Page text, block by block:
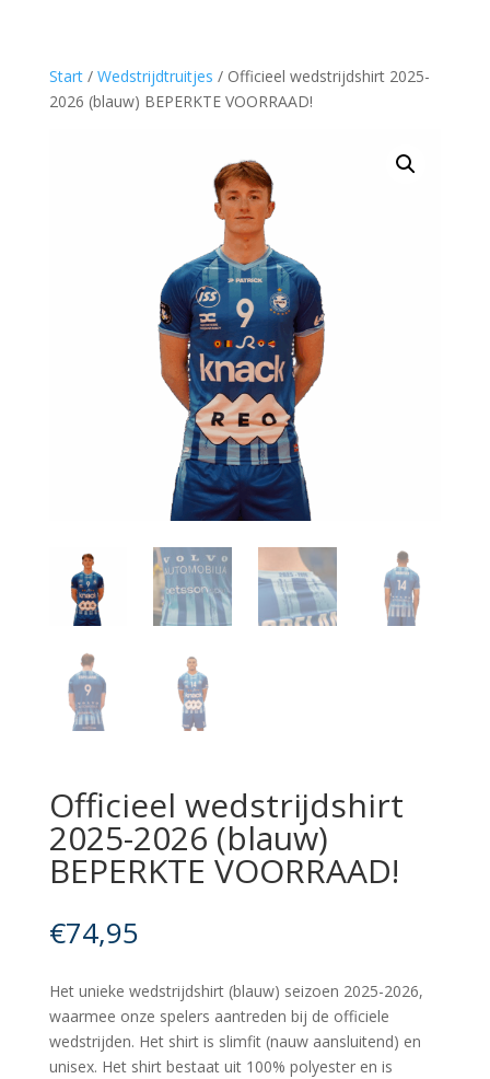
Start/ Wedstrijdtruitjes / Officieel wedstrijdshirt 2025-
2026 (blauw) BEPERKTE VOORRAAD!
Officieel wedstrijdshirt
2025-2026 (blauw)
BEPERKTE VOORRAAD!
€74,95
Het unieke wedstrijdshirt (blauw) seizoen 2025-2026,
waarmee onze spelers aantreden bij de officiele
wedstrijden. Het shirt is slimfit (nauw aansluitend) en
unisex. Het shirt bestaat uit 100% polyester en is